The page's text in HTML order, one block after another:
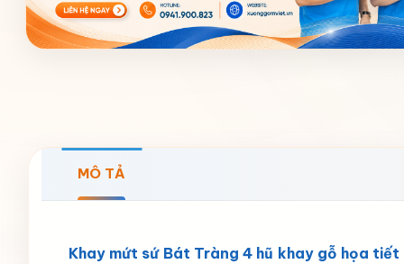
MÔ TẢ
Khay mứt sứ Bát Tràng 4 hũ khay gỗ họa